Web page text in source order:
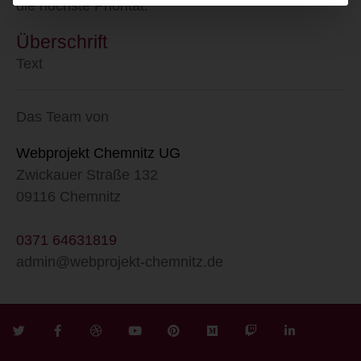
die höchste Priorität.
Überschrift
Text
Das Team von
Webprojekt Chemnitz UG
Zwickauer Straße 132
09116 Chemnitz
0371 64631819
admin@webprojekt-chemnitz.de